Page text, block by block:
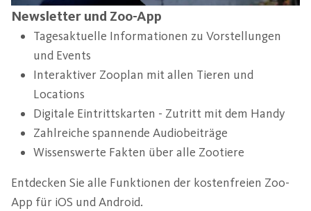
Newsletter und Zoo-App
Tagesaktuelle Informationen zu Vorstellungen
und Events
Interaktiver Zooplan mit allen Tieren und
Locations
Digitale Eintrittskarten - Zutritt mit dem Handy
Zahlreiche spannende Audiobeiträge
Wissenswerte Fakten über alle Zootiere
Entdecken Sie alle Funktionen der kostenfreien Zoo-
App für iOS und Android.